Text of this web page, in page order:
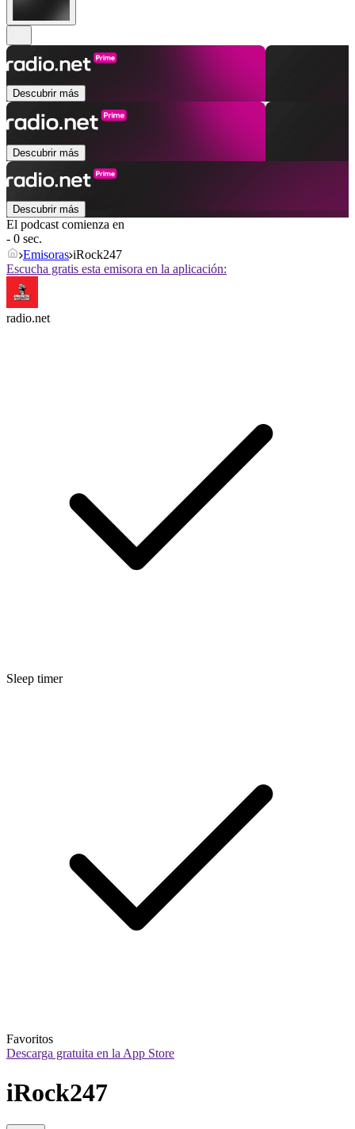
Descubrir más
Descubrir más
Descubrir más
El podcast comienza en
- 0 sec.
Emisoras iRock247
Escucha gratis esta emisora en la aplicación:
radio.net
Sleep timer
Favoritos
Descarga gratuita en la App Store
iRock247